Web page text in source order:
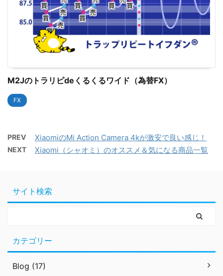
M2Jのトラリピdeくるくるワイド（為替FX）
FX
PREV XiaomiのMi Action Camera 4kが激安で良い感じ！
NEXT Xiaomi（シャオミ）のオススメ＆気になる商品一覧
サイト検索
カテゴリー
Blog (17)